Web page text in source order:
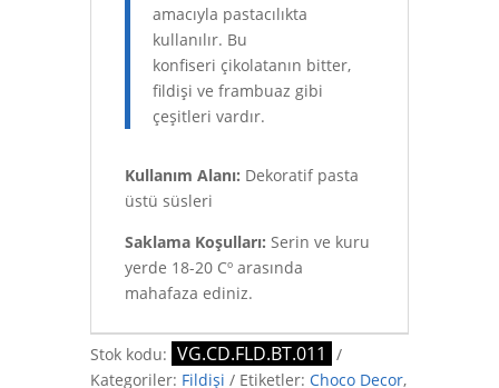
amacıyla pastacılıkta
kullanılır. Bu
konfiseri çikolatanın bitter,
fildişi ve frambuaz gibi
çeşitleri vardır.
Kullanım Alanı: Dekoratif pasta
üstü süsleri
Saklama Koşulları: Serin ve kuru
yerde 18-20 Cº arasında
mahafaza ediniz.
Stok kodu: VG.CD.FLD.BT.011
Kategoriler: Fildişi Etiketler: Choco Decor,